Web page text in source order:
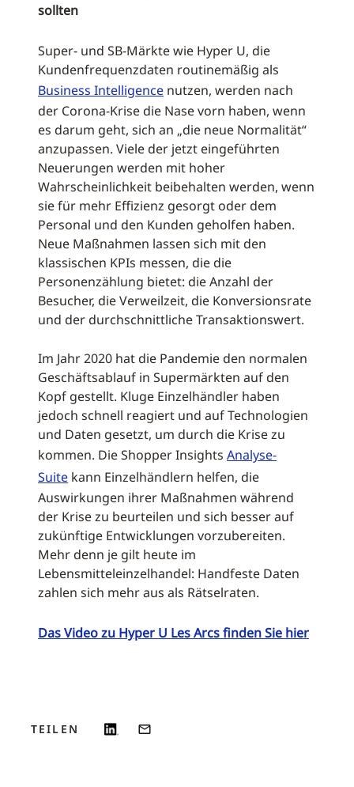
sollten
Super- und SB-Märkte wie Hyper U, die
Kundenfrequenzdaten routinemäßig als
Business Intelligence nutzen, werden nach
der Corona-Krise die Nase vorn haben, wenn
es darum geht, sich an „die neue Normalität“
anzupassen. Viele der jetzt eingeführten
Neuerungen werden mit hoher
Wahrscheinlichkeit beibehalten werden, wenn
sie für mehr Effizienz gesorgt oder dem
Personal und den Kunden geholfen haben.
Neue Maßnahmen lassen sich mit den
klassischen KPIs messen, die die
Personenzählung bietet: die Anzahl der
Besucher, die Verweilzeit, die Konversionsrate
und der durchschnittliche Transaktionswert.
Im Jahr 2020 hat die Pandemie den normalen
Geschäftsablauf in Supermärkten auf den
Kopf gestellt. Kluge Einzelhändler haben
jedoch schnell reagiert und auf Technologien
und Daten gesetzt, um durch die Krise zu
kommen. Die Shopper Insights Analyse-
Suite kann Einzelhändlern helfen, die
Auswirkungen ihrer Maßnahmen während
der Krise zu beurteilen und sich besser auf
zukünftige Entwicklungen vorzubereiten.
Mehr denn je gilt heute im
Lebensmitteleinzelhandel: Handfeste Daten
zahlen sich mehr aus als Rätselraten.
Das Video zu Hyper U Les Arcs finden Sie hier
TEILEN